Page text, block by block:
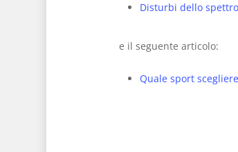
Disturbi dello
e il seguente articolo:
Quale sport